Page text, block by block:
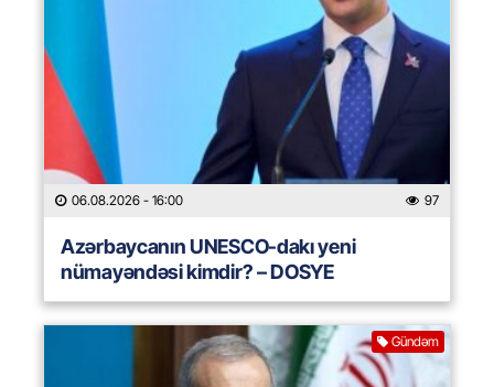
06.08.2026 - 16:00 97
Azərbaycanın UNESCO-dakı yeni
nümayəndəsi kimdir? – DOSYE
Gündəm